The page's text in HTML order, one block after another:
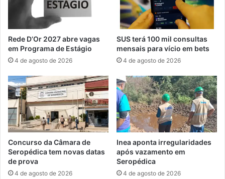
c
o
l
o
c
a
r
c
r
a
n
ç
e
r
e
t
a
e
s
t
a
d
o
d
Rede D’Or 2027 abre vagas
em Programa de Estágio
4 de agosto de 2026
SUS terá 100 mil consultas
mensais para vício em bets
4 de agosto de 2026
Concurso da Câmara de
Seropédica tem novas datas
de prova
4 de agosto de 2026
Inea aponta irregularidades
após vazamento em
Seropédica
4 de agosto de 2026